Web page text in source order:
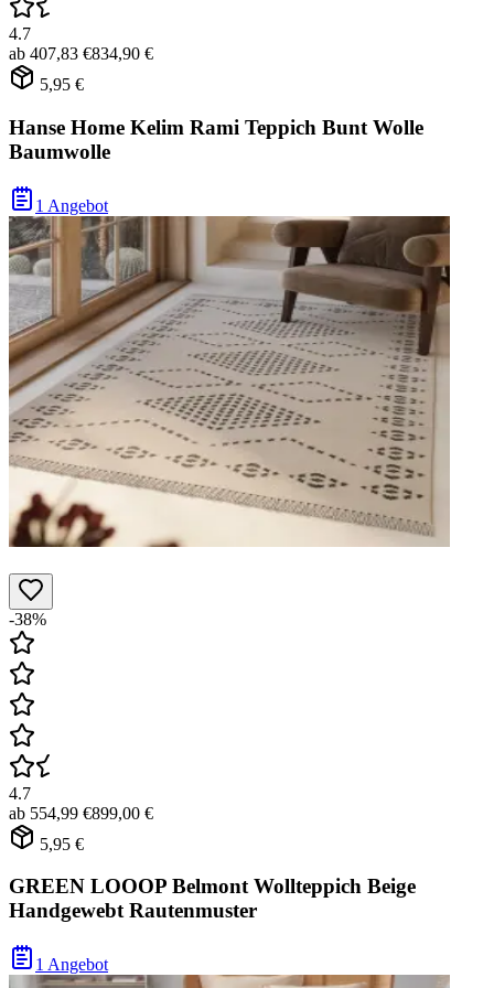
4.7
ab 407,83 €834,90 €
5,95 €
Hanse Home Kelim Rami Teppich Bunt Wolle
Baumwolle
1 Angebot
-38%
4.7
ab 554,99 €899,00 €
5,95 €
GREEN LOOOP Belmont Wollteppich Beige
Handgewebt Rautenmuster
1 Angebot